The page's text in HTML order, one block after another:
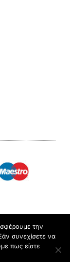
// All rights
την
συνεχίσετε να
πως είστε